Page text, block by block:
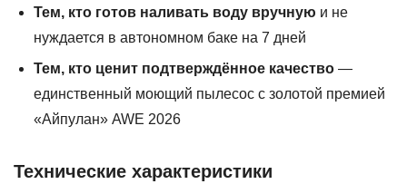
Тем, кто готов наливать воду вручную и не
нуждается в автономном баке на 7 дней
Тем, кто ценит подтверждённое качество —
единственный моющий пылесос с золотой премией
«Айпулан» AWE 2026
Технические характеристики